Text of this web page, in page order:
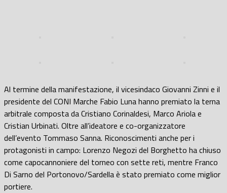
Al termine della manifestazione, il vicesindaco Giovanni Zinni e il
presidente del CONI Marche Fabio Luna hanno premiato la terna
arbitrale composta da Cristiano Corinaldesi, Marco Ariola e
Cristian Urbinati. Oltre all’ideatore e co-organizzatore
dell’evento Tommaso Sanna. Riconoscimenti anche per i
protagonisti in campo: Lorenzo Negozi del Borghetto ha chiuso
come capocannoniere del torneo con sette reti, mentre Franco
Di Sarno del Portonovo/Sardella è stato premiato come miglior
portiere.